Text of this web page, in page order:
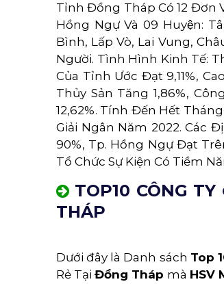
Tỉnh Đồng Tháp Có 12 Đơn
Hồng Ngự Và 09 Huyện:
Bình, Lấp Vò, Lai Vung,
Người. Tình Hình Kinh Tế:
Của Tỉnh Ước Đạt 9,11%,
Thủy Sản Tăng 1,86%,
12,62%. Tính Đến Hết
Giải Ngân Năm 2022. Các
90%, Tp. Hồng Ngự Đạt
Tổ Chức Sự Kiện Có Tiềm
TOP10 CÔNG TY
THÁP
Dưới đây là Danh sách Top
Rẻ TạiĐồng Tháp mà HSV